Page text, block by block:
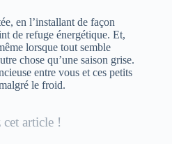
en l’installant de façon
de refuge énergétique. Et,
lorsque tout semble
chose qu’une saison grise.
entre vous et ces petits
le froid.
cet article !